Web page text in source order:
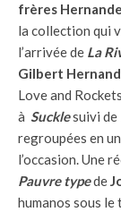
frères
la collection qui
l’arrivée de La
Gilbert
Love and
à Sucklesuivi de
regroupées en
l’occasion. Une
Pauvre typede
humanos sous